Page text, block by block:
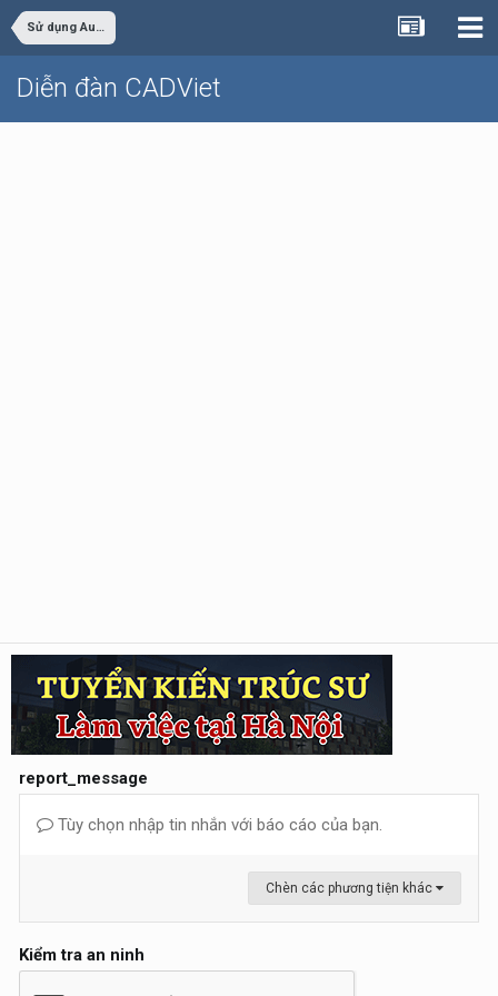
Sử dụng AutoCAD
Diễn đàn CADViet
report_message
Tùy chọn nhập tin nhắn với báo cáo của bạn.
Chèn các phương tiện khác
Kiểm tra an ninh